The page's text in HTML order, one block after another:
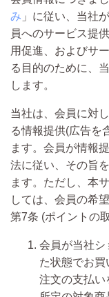
み 」に従い、当社
員へのサービス提
用促進、およびサ
る目的のために、
します。
当社は、会員に対
る情報提供(広告を
ます。会員が情報
法に従い、その旨
ます。ただし、本
しては、会員の希
第7条 (ポイントの
会員が当社シ
た状態でお買
注文の支払い